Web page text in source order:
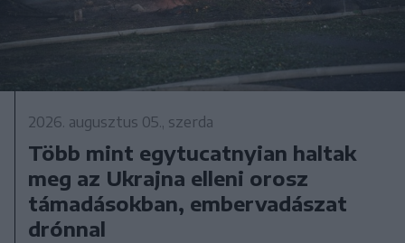
2026. augusztus 05., szerda
Több mint egytucatnyian haltak
meg az Ukrajna elleni orosz
támadásokban, embervadászat
drónnal